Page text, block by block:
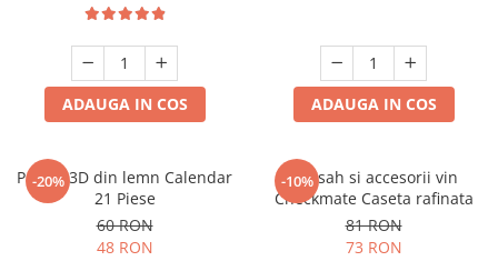
ADAUGA IN COS ADAUGA IN COS
-20%
Puzzle 3D din lemn Calendar
21 Piese
60 RON
48 RON
-10%
Set sah si accesorii vin
Checkmate Caseta rafinata
81 RON
73 RON